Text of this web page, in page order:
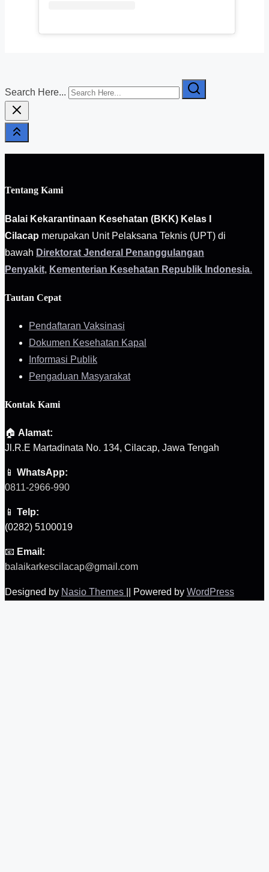
Search Here...
Tentang Kami
Balai Kekarantinaan Kesehatan (BKK) Kelas I
Cilacap merupakan Unit Pelaksana Teknis (UPT) di
bawah Direktorat Jenderal Penanggulangan
Penyakit, Kementerian Kesehatan Republik Indonesia.
Tautan Cepat
Pendaftaran Vaksinasi
Dokumen Kesehatan Kapal
Informasi Publik
Pengaduan Masyarakat
Kontak Kami
🏠 Alamat:
Jl.R.E Martadinata No. 134, Cilacap, Jawa Tengah
📱 WhatsApp:
0811-2966-990
📱 Telp:
(0282) 5100019
📧 Email:
balaikarkescilacap@gmail.com
Designed by Nasio Themes Powered by WordPress